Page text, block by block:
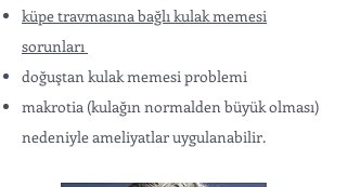
küpe travmasına bağlı kulak memesi
sorunları
doğuştan kulak memesi problemi
makrotia (kulağın normalden büyük olması)
nedeniyle ameliyatlar uygulanabilir.